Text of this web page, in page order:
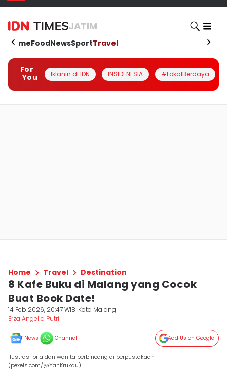
JATIM
HomeFoodNewsSportTravel
For
You
Iklanin di IDN INSIDENESIA #LokalBerdaya
Home Travel Destination
8 Kafe Buku di Malang yang Cocok
Buat Book Date!
14 Feb 2026, 20:47 WIB Kota Malang
Erza Angelia Putri
News Channel Add Us on Google
Ilustrasi pria dan wanita berbincang di perpustakaan
(pexels.com/@YanKrukau)